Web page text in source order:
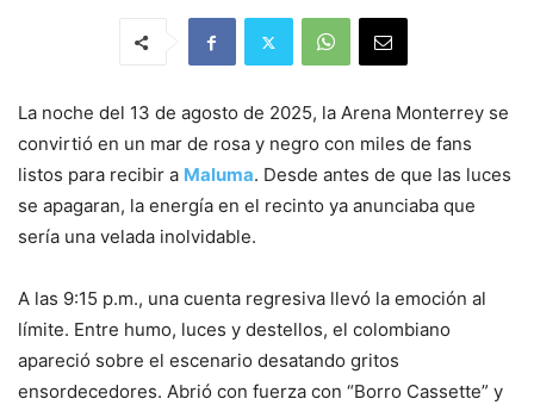
La noche del 13 de agosto de 2025, la Arena Monterrey se
convirtió en un mar de rosa y negro con miles de fans
listos para recibir a Maluma. Desde antes de que las luces
se apagaran, la energía en el recinto ya anunciaba que
sería una velada inolvidable.
A las 9:15 p.m., una cuenta regresiva llevó la emoción al
límite. Entre humo, luces y destellos, el colombiano
apareció sobre el escenario desatando gritos
ensordecedores. Abrió con fuerza con “Borro Cassette” y